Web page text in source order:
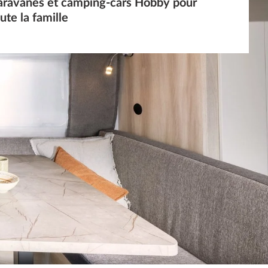
et camping-cars Hobby pour
la famille